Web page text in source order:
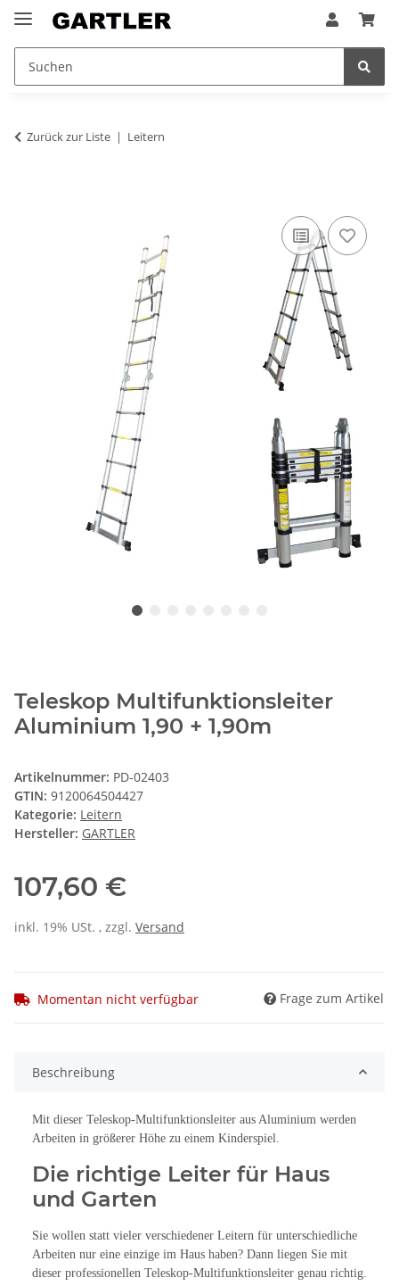
Zurück zur Liste Leitern
Teleskop Multifunktionsleiter
Aluminium 1,90 + 1,90m
Artikelnummer: PD-02403
GTIN: 9120064504427
Kategorie: Leitern
Hersteller: GARTLER
107,60 €
inkl. 19% USt. , zzgl. Versand
Momentan nicht verfügbar Frage zum Artikel
Beschreibung
Mit dieser Teleskop-Multifunktionsleiter aus Aluminium werden
Arbeiten in größerer Höhe zu einem Kinderspiel.
Die richtige Leiter für Haus
und Garten
Sie wollen statt vieler verschiedener Leitern für unterschiedliche
Arbeiten nur eine einzige im Haus haben? Dann liegen Sie mit
dieser professionellen Teleskop-Multifunktionsleiter genau richtig.